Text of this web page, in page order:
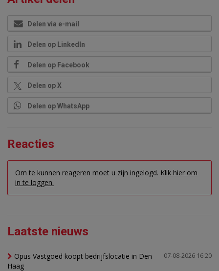
Delen via e-mail
Delen op LinkedIn
Delen op Facebook
Delen op X
Delen op WhatsApp
Reacties
Om te kunnen reageren moet u zijn ingelogd. Klik hier om
in te loggen.
Laatste nieuws
07-08-2026 16:20
Opus Vastgoed koopt bedrijfslocatie in Den
Haag